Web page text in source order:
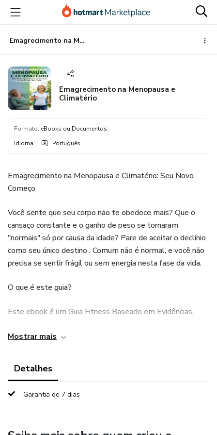
para
conteúdo
principal
para
pagamento
para
rodapé
Emagrecimento na Menopausa e Climatério
Emagrecimento na Menopausa e
Climatério
Formato: eBooks ou Documentos
Idioma: Português
Emagrecimento na Menopausa e Climatério: Seu Novo
Começo
Você sente que seu corpo não te obedece mais? Que o
cansaço constante e o ganho de peso se tornaram
"normais" só por causa da idade? Pare de aceitar o declínio
como seu único destino . Comum não é normal, e você não
precisa se sentir frágil ou sem energia nesta fase da vida.
O que é este guia?
Este ebook é um Guia Fitness Baseado em Evidências,
vencer os desafios biológicos do climatério e da
sua versão mais forte e saudável.
O que ele faz por você?
Mostrar mais
Detalhes
Garantia de 7 dias